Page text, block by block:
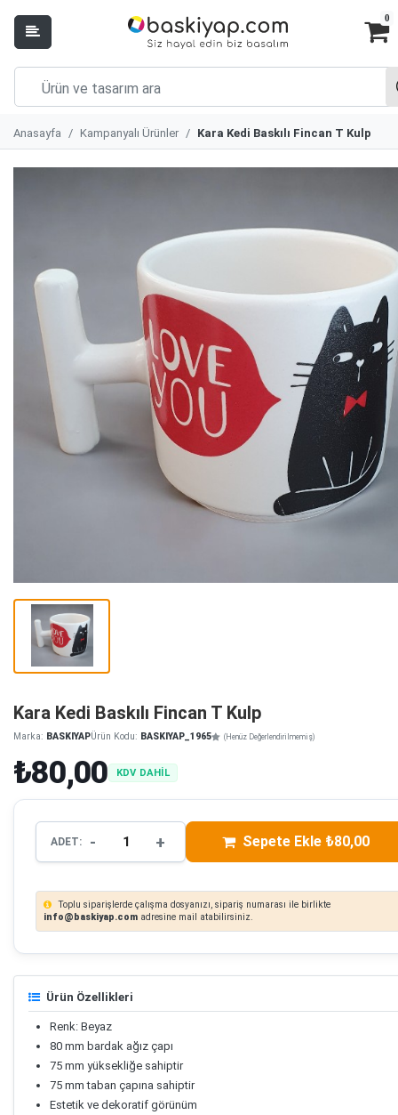
0
Anasayfa Kampanyalı Ürünler Kara Kedi Baskılı Fincan T Kulp
Kara Kedi Baskılı Fincan T Kulp
Marka: BASKIYAPÜrün Kodu: BASKIYAP_1965 (Henüz Değerlendirilmemiş)
₺80,00 KDV DAHİL
ADET: - + Sepete Ekle ₺80,00
Toplu siparişlerde çalışma dosyanızı, sipariş numarası ile birlikte
info@baskiyap.com adresine mail atabilirsiniz.
Ürün Özellikleri
Renk: Beyaz
80 mm bardak ağız çapı
75 mm yüksekliğe sahiptir
75 mm taban çapına sahiptir
Estetik ve dekoratif görünüm